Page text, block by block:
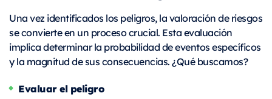
Una vez identificados los peligros, la valoración de riesgos
se convierte en un proceso crucial. Esta evaluación
implica determinar la probabilidad de eventos específicos
y la magnitud de sus consecuencias. ¿Qué buscamos?
Evaluar el peligro